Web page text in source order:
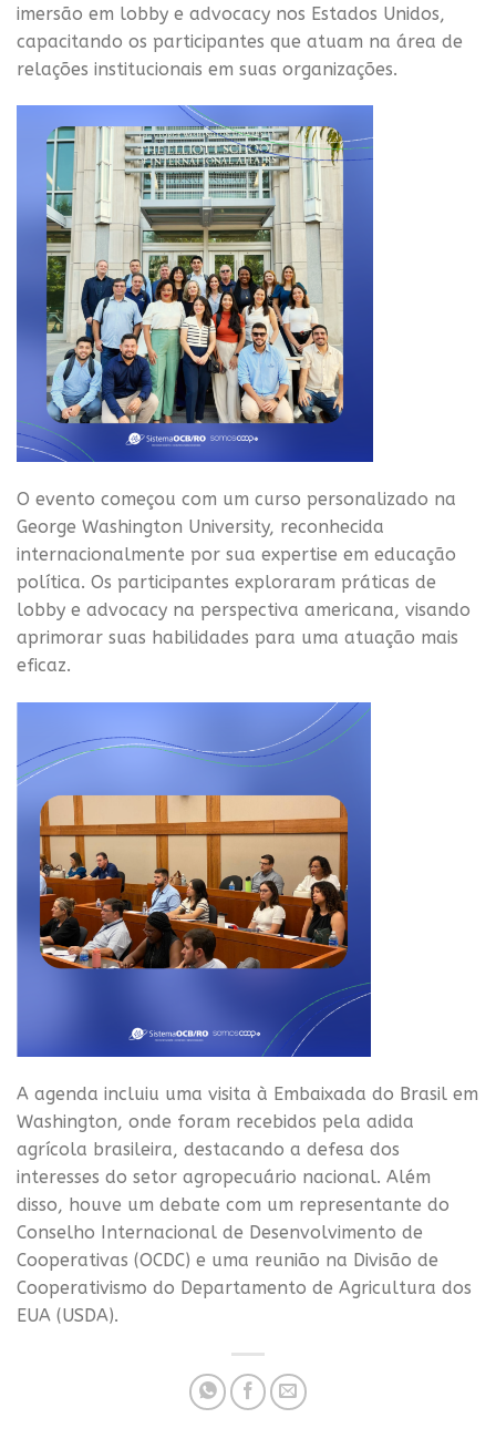
imersão em lobby e advocacy nos Estados Unidos,
capacitando os participantes que atuam na área de
relações institucionais em suas organizações.
O evento começou com um curso personalizado na
George Washington University, reconhecida
internacionalmente por sua expertise em educação
política. Os participantes exploraram práticas de
lobby e advocacy na perspectiva americana, visando
aprimorar suas habilidades para uma atuação mais
eficaz.
A agenda incluiu uma visita à Embaixada do Brasil em
Washington, onde foram recebidos pela adida
agrícola brasileira, destacando a defesa dos
interesses do setor agropecuário nacional. Além
disso, houve um debate com um representante do
Conselho Internacional de Desenvolvimento de
Cooperativas (OCDC) e uma reunião na Divisão de
Cooperativismo do Departamento de Agricultura dos
EUA (USDA).